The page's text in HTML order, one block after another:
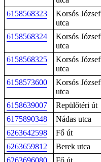
6158568323
Korsós József
utca
6158568324
Korsós József
utca
6158568325
Korsós József
utca
6158573600
Korsós József
utca
6158639007 Repülőtéri út
6175890348
Nádas utca
6263642598
Fő út
6263659812
Berek utca
6263696080
Fő út